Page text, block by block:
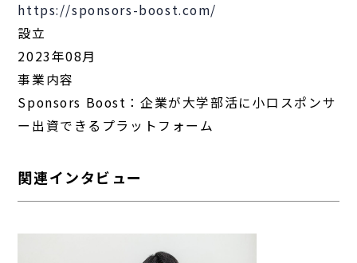
https://sponsors-boost.com/
設立
2023年08月
事業内容
Sponsors Boost：企業が大学部活に小口スポンサ
ー出資できるプラットフォーム
関連インタビュー